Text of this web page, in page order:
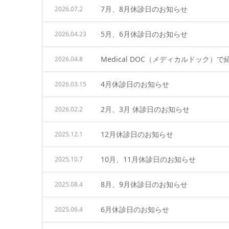
7月、8月休診日のお知らせ
2026.07.2
5月、6月休診日のお知らせ
2026.04.23
Medical DOC（メディカルドック）で
2026.04.8
4月休診日のお知らせ
2026.03.15
2月、3月 休診日のお知らせ
2026.02.2
12月休診日のお知らせ
2025.12.1
10月、11月休診日のお知らせ
2025.10.7
8月、9月休診日のお知らせ
2025.08.4
6月休診日のお知らせ
2025.06.4